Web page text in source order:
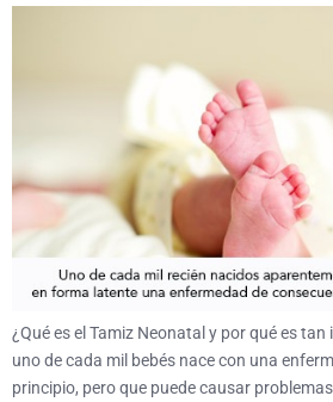
¿Qué es el Tamiz Neonatal y por qué es
uno de cada mil bebés nace con una
principio, pero que puede causar